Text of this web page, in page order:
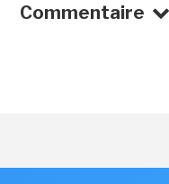
Commentaire